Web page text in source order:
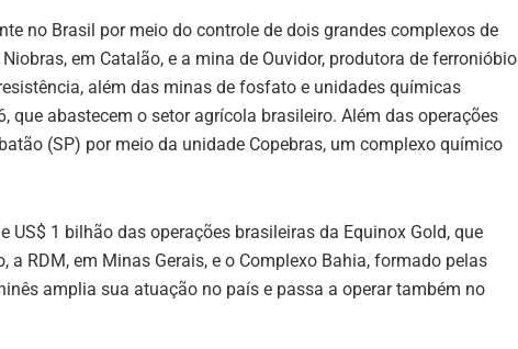
no Brasil por meio do controle de dois grandes complexos de
em Catalão, e a mina de Ouvidor, produtora de ferronióbio
além das minas de fosfato e unidades químicas
que abastecem o setor agrícola brasileiro. Além das operações
(SP) por meio da unidade Copebras, um complexo químico
US$ 1 bilhão das operações brasileiras da Equinox Gold, que
RDM, em Minas Gerais, e o Complexo Bahia, formado pelas
amplia sua atuação no país e passa a operar também no